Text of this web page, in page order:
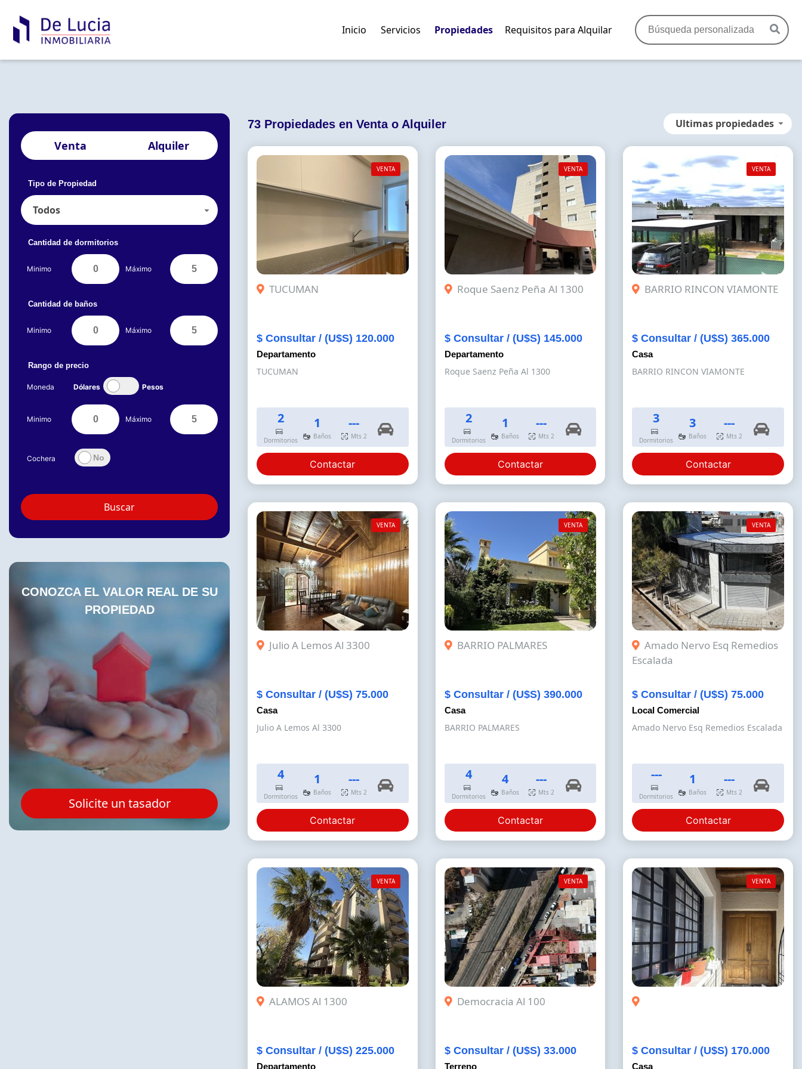
Inicio Servicios Propiedades Requisitos para Alquilar
Venta Alquiler
Tipo de Propiedad
Todos
Cantidad de dormitorios
Minimo Máximo
Cantidad de baños
Minimo Máximo
Rango de precio
Moneda Dólares Pesos
Minimo Máximo
Cochera
Buscar
CONOZCA EL VALOR REAL DE SU
PROPIEDAD
Solicite un tasador
73 Propiedades en Venta o Alquiler Ultimas propiedades
VENTA
TUCUMAN
$ Consultar / (U$S) 120.000
Departamento
TUCUMAN
2
Dormitorios
1
Baños
---
Mts 2
Contactar
VENTA
Roque Saenz Peña Al 1300
$ Consultar / (U$S) 145.000
Departamento
Roque Saenz Peña Al 1300
2
Dormitorios
1
Baños
---
Mts 2
Contactar
VENTA
BARRIO RINCON VIAMONTE
$ Consultar / (U$S) 365.000
Casa
BARRIO RINCON VIAMONTE
3
Dormitorios
3
Baños
---
Mts 2
Contactar
VENTA
Julio A Lemos Al 3300
$ Consultar / (U$S) 75.000
Casa
Julio A Lemos Al 3300
4
Dormitorios
1
Baños
---
Mts 2
Contactar
VENTA
BARRIO PALMARES
$ Consultar / (U$S) 390.000
Casa
BARRIO PALMARES
4
Dormitorios
4
Baños
---
Mts 2
Contactar
VENTA
Amado Nervo Esq Remedios
Escalada
$ Consultar / (U$S) 75.000
Local Comercial
Amado Nervo Esq Remedios Escalada
---
Dormitorios
1
Baños
---
Mts 2
Contactar
VENTA
ALAMOS Al 1300
$ Consultar / (U$S) 225.000
Departamento
VENTA
Democracia Al 100
$ Consultar / (U$S) 33.000
Terreno
VENTA
$ Consultar / (U$S) 170.000
Casa